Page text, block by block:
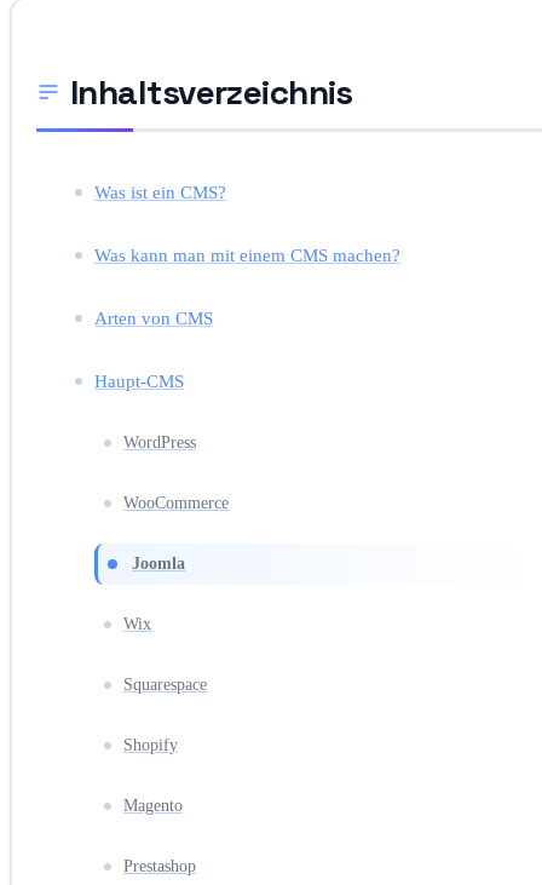
Inhaltsverzeichnis
Was ist ein CMS?
Was kann man mit einem CMS machen?
Arten von CMS
Haupt-CMS
WordPress
WooCommerce
Joomla
Wix
Squarespace
Shopify
Magento
Prestashop